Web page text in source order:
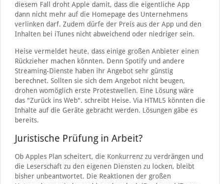
diesem Fall droht Apple damit, dass die eigentliche App
dann nicht mehr auf die Homepage des Unternehmens
verlinken darf. Zudem dürfe der Preis aus der App und den
Inhalten bei iTunes nicht abweichend oder niedriger sein.
Heise vermeldet heute, dass einige großen Anbieter einen
Rückzieher machen könnten. Denn Spotify und andere
Streaming-Dienste haben ihr Angebot sehr günstig
berechnet. Sollten sie sich dem Angebot nicht beugen,
drohen womöglich erste Protestwellen. Eine Lösung wäre
das "Zurück ins Web". schreibt Heise. Via HTML5 könnten die
Inhalte auf die Geräte gebracht werden. Lösungen gäbe es
bereits.
Juristische Prüfung in Arbeit?
Ob Apples Plan scheitert, die Konkurrenz zu verdrängen und
die Leserschaft zu den eigenen Diensten zu locken, bleibt
bisher unbeantwortet. Die Reaktionen der großen